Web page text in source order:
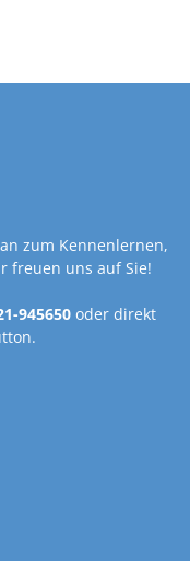
zum Kennenlernen,
freuen uns auf Sie!
945650oder direkt